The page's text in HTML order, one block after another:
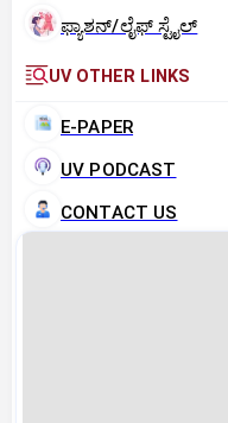
ಫ್ಯಾಶನ್/ಲೈಫ್‌ ಸ್ಟೈಲ್
UV OTHER LINKS
E-PAPER
UV PODCAST
CONTACT US